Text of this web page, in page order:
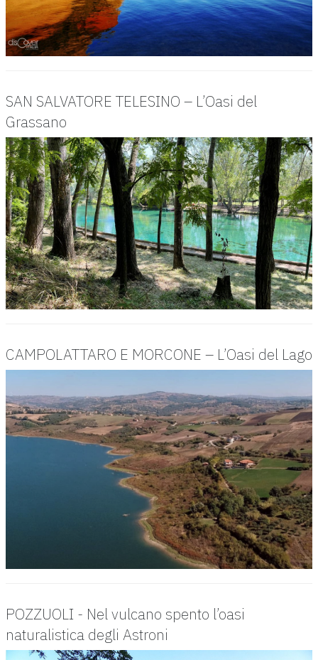
SAN SALVATORE TELESINO – L’Oasi del
Grassano
CAMPOLATTARO E MORCONE – L’Oasi del Lago
POZZUOLI - Nel vulcano spento l’oasi
naturalistica degli Astroni